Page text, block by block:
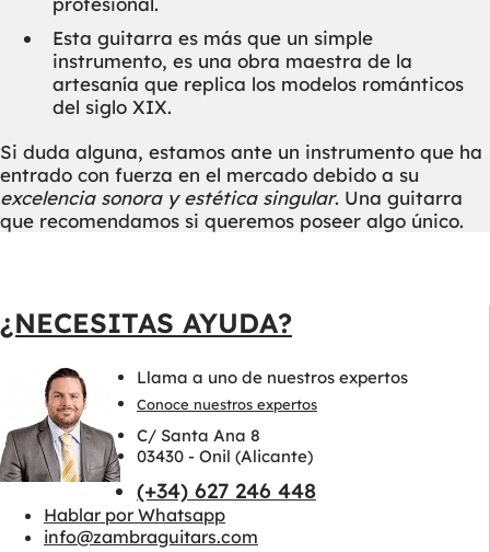
Esta guitarra es más que un simple
instrumento, es una obra maestra de la
artesanía que replica los modelos románticos
del siglo XIX.
Si duda alguna, estamos ante un instrumento que ha
entrado con fuerza en el mercado debido a su
excelencia sonora y estética singular. Una guitarra
que recomendamos si queremos poseer algo único.
¿NECESITAS AYUDA?
Llama a uno de nuestros expertos
Conoce nuestros expertos
C/ Santa Ana 8
03430 - Onil (Alicante)
(+34) 627 246 448
Hablar por Whatsapp
info@zambraguitars.com